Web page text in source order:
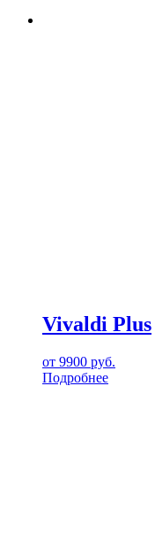
Vivaldi Plus
от 9900 руб.
Подробнее